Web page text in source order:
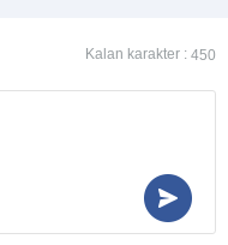
Kalan karakter : 450